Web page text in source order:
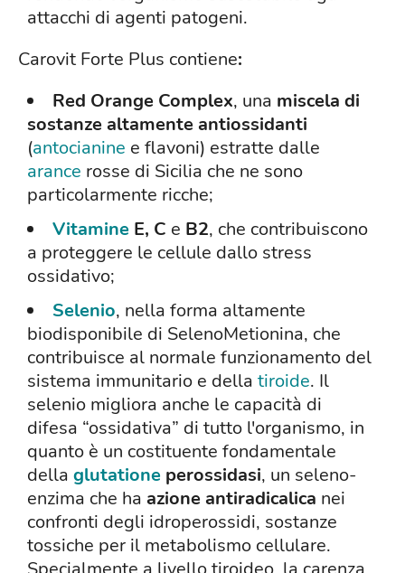
attacchi di agenti patogeni.
Carovit Forte Plus contiene:
Red Orange Complex, una miscela di
sostanze altamente antiossidanti
(antocianine e flavoni) estratte dalle
arance rosse di Sicilia che ne sono
particolarmente ricche;
Vitamine E, C e B2, che contribuiscono
a proteggere le cellule dallo stress
ossidativo;
Selenio, nella forma altamente
biodisponibile di SelenoMetionina, che
contribuisce al normale funzionamento del
sistema immunitario e della tiroide. Il
selenio migliora anche le capacità di
difesa “ossidativa” di tutto l'organismo, in
quanto è un costituente fondamentale
della glutatione perossidasi, un seleno-
enzima che ha azione antiradicalica nei
confronti degli idroperossidi, sostanze
tossiche per il metabolismo cellulare.